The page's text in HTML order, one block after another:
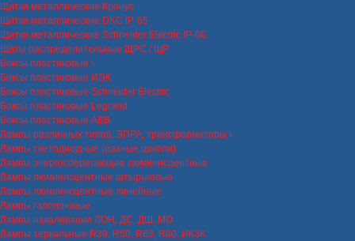
Щитки металлические Кронус
Щитки металлические DKC IP-65
Щитки металлические Schneider Electric IP-66
Щиты распределительные ЩРС / ЩР
Боксы пластиковые
Боксы пластиковые ИЭК
Боксы пластиковые Schneider Electric
Боксы пластиковые Legrand
Боксы пластиковые ABB
Лампы различных типов, ЭПРА, трансформаторы
Лампы светодиодные (разные цоколи)
Лампы энергосберегающие люминисцентные
Лампы люминисцентные штырьковые
Лампы люминисцентные линейные
Лампы галогеновые
Лампы накаливания ЛОН, ДС, ДШ, МО
Лампы зеркальные R39, R50, R63, R80, ИКЗК